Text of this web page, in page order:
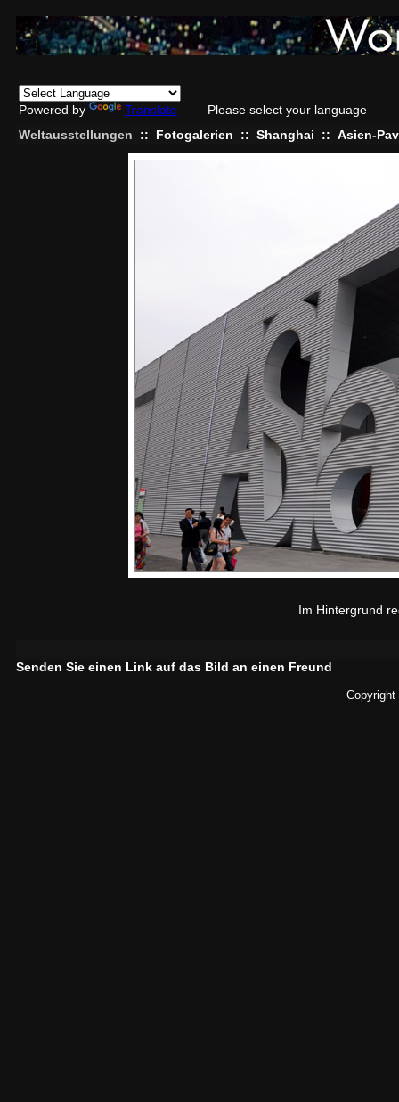
Powered by Translate
Please select your language
Weltausstellungen
:: Fotogalerien :: Shanghai :: Asien-
Im Hintergrund
Senden Sie einen Link auf das Bild an einen Freund